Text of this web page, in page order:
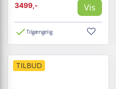
3499,- Vis
Tilgængelig
TILBUD